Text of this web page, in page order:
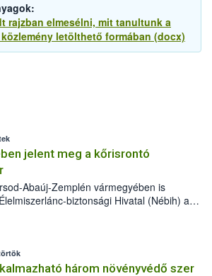
rajzban elmesélni, mit tanultunk a
letölthető formában (docx)
jelent meg a kőrisrontó
Abaúj-Zemplén vármegyében is
biztonsági Hivatal (Nébih) a
(Agrilus planipennis) jelenlétét. A
találták meg, de már fertőzött
emellett az intézkedéseket a szlovák
a terjedés megállítása érdekében.
három növényvédő szer